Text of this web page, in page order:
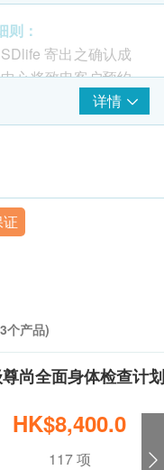
是否有其他妇科隐患，
性检查)
士)
上女士) 可检测肿瘤、
、硬块或钙化物等乳房
查)
项目或需另约日期到指
(胰脏), 癌抗原 72.4
全面抗体(鼻咽), 癌抗原
$5200)
能、肾功能、泌尿
额外赠送1项超声
多服务需知及注
惠价选购附加检查
(7选2): 艾柏斯坦
蛋白(肝) 或 癌胚抗
或 前列腺癌抗原 或
房)
则：
寄出之确认成
心将致电客户预约
：3585 8533
及列印订购确认信
期为6个月，客户
起计) 接受有关检
别快速报告，可向
后, 项目不得作出
者为同一人。
及时代医疗服
详情
室
– 6:30p.m.
个产品)
尚全面身体检查计划
HK$8,400.0
117 项